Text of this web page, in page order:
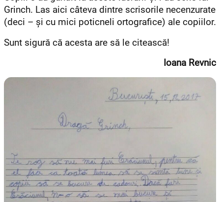
Grinch. Las aici câteva dintre scrisorile necenzurate
(deci – și cu mici poticneli ortografice) ale copiilor.
Sunt sigură că acesta are să le citească!
Ioana Revnic